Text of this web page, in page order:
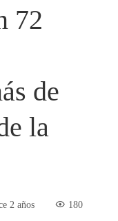
72
de
la
2 años 180